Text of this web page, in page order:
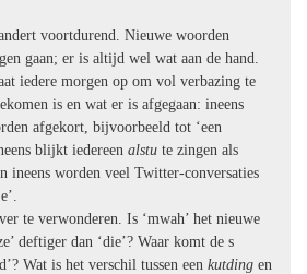
voortdurend. Nieuwe woorden
gaan; er is altijd wel wat aan de hand.
iedere morgen op om vol verbazing te
is en wat er is afgegaan: ineens
afgekort, bijvoorbeeld tot ‘een
blijkt iedereen alstu te zingen als
ineens worden veel Twitter-conversaties
te verwonderen. Is ‘mwah’ het nieuwe
deftiger dan ‘die’? Waar komt de s
Wat is het verschil tussen een kutding en